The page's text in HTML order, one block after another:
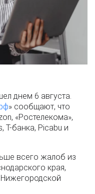
днем 6 августа.
» сообщают, что
«Ростелекома»,
Т-банка, Picabu и
всего жалоб из
края,